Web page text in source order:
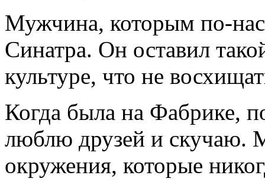
Мужчина, которым по-
Синатра. Он оставил
культуре, что не
Когда была на Фабрике,
люблю друзей и скучаю.
окружения, которые